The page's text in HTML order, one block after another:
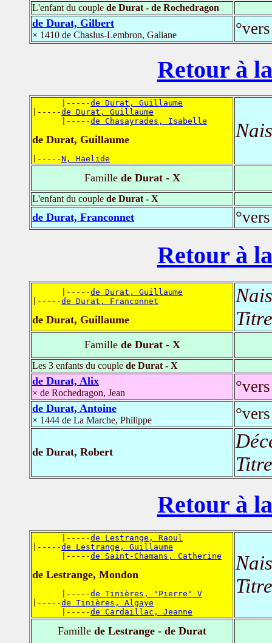
L'enfant du couple de Durat - de Rochedragon
de Durat, Gilbert
× 1410 de Chaslus-Lembron, Galiane
Retour à
      |-----
de Durat, Guillaume
|-----de Durat, Guillaume
      |-----
de Chasayrades, Isabelle
de Durat, Guillaume
|-----N, Haelide
Famillede Durat - X
L'enfant du couple de Durat - X
de Durat, Franconnet
Retour à
      |-----
de Durat, Guillaume
|-----de Durat, Franconnet
de Durat, Guillaume
Famillede Durat - X
Les 3 enfants du couple de Durat - X
de Durat, Alix
× de Rochedragon, Jean
de Durat, Antoine
× 1444 de La Marche, Philippe
de Durat, Robert
Retour à
      |-----
de Lestrange, Raoul
|-----de Lestrange, Guillaume
      |-----
de Saint-Chamans, Catherine
de Lestrange, Mondon
      |-----
de Tinières, "Pierre" V
|-----de Tinières, Algaye
      |-----
de Cardaillac, Jeanne
Famille de Lestrange - de Durat